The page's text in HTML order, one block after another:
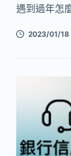
遇到過年怎
2023/01/18